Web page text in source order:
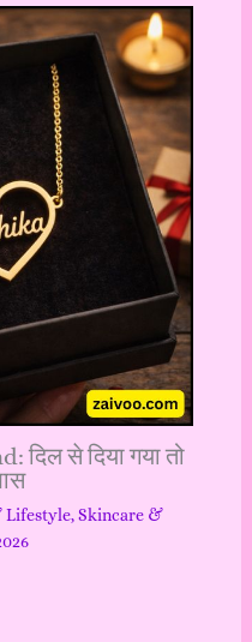
से दिया गया तो
Lifestyle,Skincare &